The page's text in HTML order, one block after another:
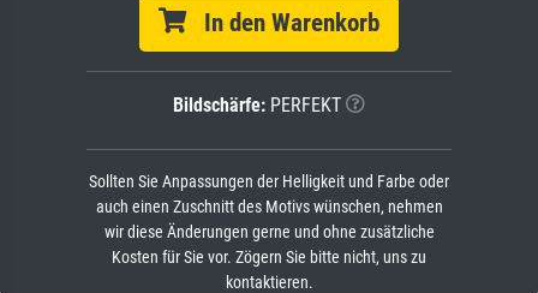
In den Warenkorb
Bildschärfe: PERFEKT
Sollten Sie Anpassungen der Helligkeit und Farbe oder
auch einen Zuschnitt des Motivs wünschen, nehmen
wir diese Änderungen gerne und ohne zusätzliche
Kosten für Sie vor. Zögern Sie bitte nicht, uns zu
kontaktieren.